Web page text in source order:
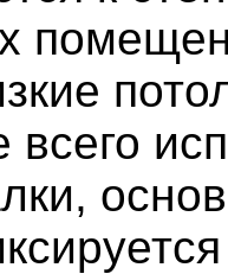
всего